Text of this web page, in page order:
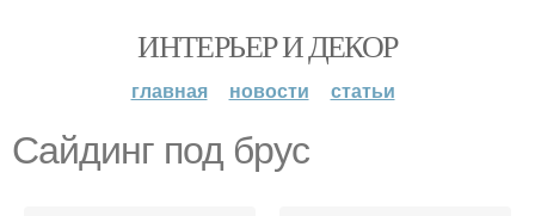
ИНТЕРЬЕР И ДЕКОР
главная новости статьи
Сайдинг под брус